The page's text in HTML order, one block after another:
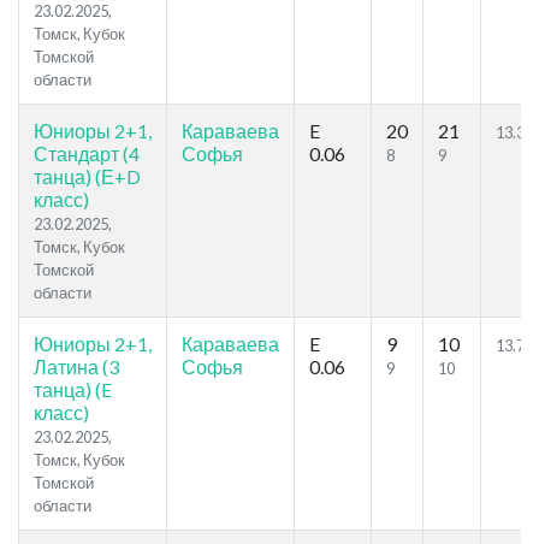
23.02.2025,
Томск, Кубок
Томской
области
Юниоры 2+1,
Стандарт (4
танца) (Е+D
класс)
23.02.2025,
Томск, Кубок
Томской
области
Караваева
Софья
E
0.06
20
8
21
9
13.33
Юниоры 2+1,
Латина (3
танца) (E
класс)
23.02.2025,
Томск, Кубок
Томской
области
Караваева
Софья
E
0.06
9
9
10
10
13.71